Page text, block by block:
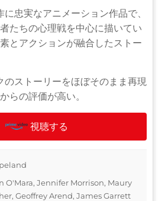
に忠実なアニメーション作品で、
たちの心理戦を中心に描いてい
とアクションが融合したストー
のストーリーをほぼそのまま再現
らの評価が高い。
視聴する
O'Mara, Jennifer Morrison, Maury
Geoffrey Arend, James Garrett